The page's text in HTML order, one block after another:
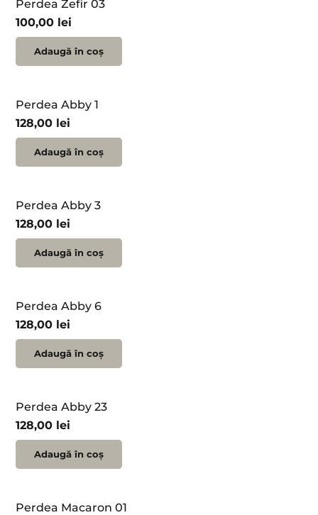
Perdea Zefir 03
100,00 lei
Adaugă în coș
Perdea Abby 1
128,00 lei
Adaugă în coș
Perdea Abby 3
128,00 lei
Adaugă în coș
Perdea Abby 6
128,00 lei
Adaugă în coș
Perdea Abby 23
128,00 lei
Adaugă în coș
Perdea Macaron 01